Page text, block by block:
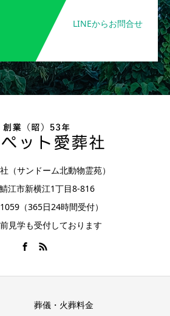
LINEからお問合せ
（サンドーム北動物霊苑）
江市新横江1丁目8-816
（365日24時間受付）
見学も受付しております
葬儀・火葬料金